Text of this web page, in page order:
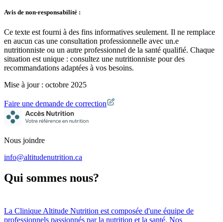
Avis de non-responsabilité :
Ce texte est fourni à des fins informatives seulement. Il ne remplace
en aucun cas une consultation professionnelle avec un.e
nutritionniste ou un autre professionnel de la santé qualifié. Chaque
situation est unique : consultez une nutritionniste pour des
recommandations adaptées à vos besoins.
Mise à jour : octobre 2025
Faire une demande de correction
Nous joindre
info@altitudenutrition.ca
Qui sommes nous?
La Clinique Altitude Nutrition est composée d'une équipe de
professionnels passionnés par la nutrition et la santé. Nos